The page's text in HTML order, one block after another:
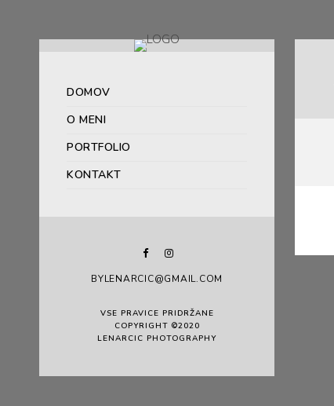
DOMOV
O MENI
PORTFOLIO
KONTAKT
BYLENARCIC@GMAIL.COM
VSE PRAVICE PRIDRŽANE
COPYRIGHT ©2020
LENARCIC PHOTOGRAPHY